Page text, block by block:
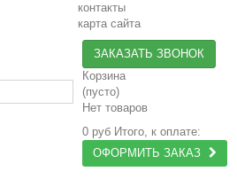
контакты
карта сайта
ЗАКАЗАТЬ ЗВОНОК
Корзина
(пусто)
Нет товаров
0 руб Итого, к оплате:
ОФОРМИТЬ ЗАКАЗ